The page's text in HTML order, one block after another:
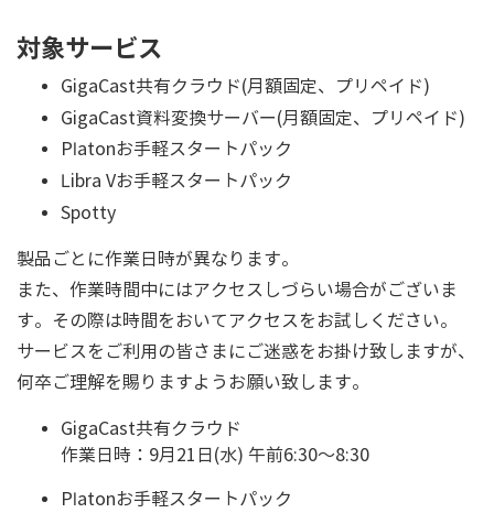
対象サービス
GigaCast共有クラウド(月額固定、プリペイド)
GigaCast資料変換サーバー(月額固定、プリペイド)
Platonお手軽スタートパック
Libra Vお手軽スタートパック
Spotty
製品ごとに作業日時が異なります。
また、作業時間中にはアクセスしづらい場合がございま
す。その際は時間をおいてアクセスをお試しください。
サービスをご利用の皆さまにご迷惑をお掛け致しますが、
何卒ご理解を賜りますようお願い致します。
GigaCast共有クラウド
作業日時：9月21日(水) 午前6:30～8:30
Platonお手軽スタートパック